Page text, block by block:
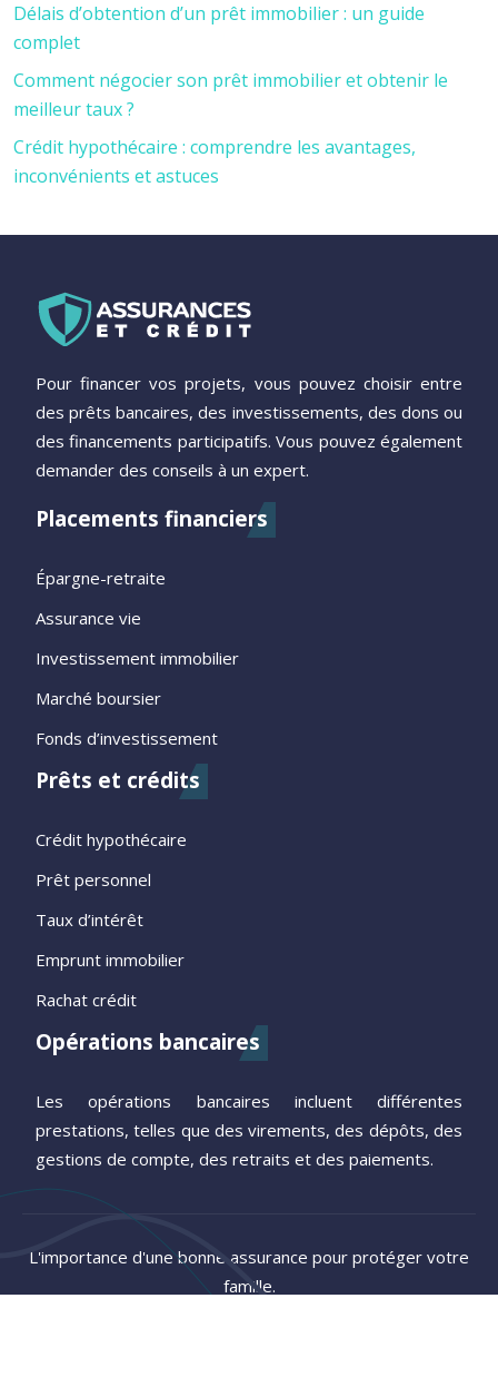
Délais d’obtention d’un prêt immobilier : un guide
complet
Comment négocier son prêt immobilier et obtenir le
meilleur taux ?
Crédit hypothécaire : comprendre les avantages,
inconvénients et astuces
Pour financer vos projets, vous pouvez choisir entre
des prêts bancaires, des investissements, des dons ou
des financements participatifs. Vous pouvez également
demander des conseils à un expert.
Placements financiers
Épargne-retraite
Assurance vie
Investissement immobilier
Marché boursier
Fonds d’investissement
Prêts et crédits
Crédit hypothécaire
Prêt personnel
Taux d’intérêt
Emprunt immobilier
Rachat crédit
Opérations bancaires
Les opérations bancaires incluent différentes
prestations, telles que des virements, des dépôts, des
gestions de compte, des retraits et des paiements.
L'importance d'une bonne assurance pour protéger votre
famille.